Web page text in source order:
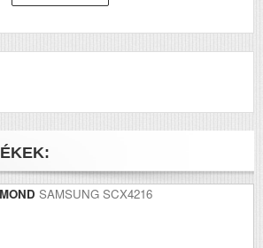
SAMSUNG SCX4216